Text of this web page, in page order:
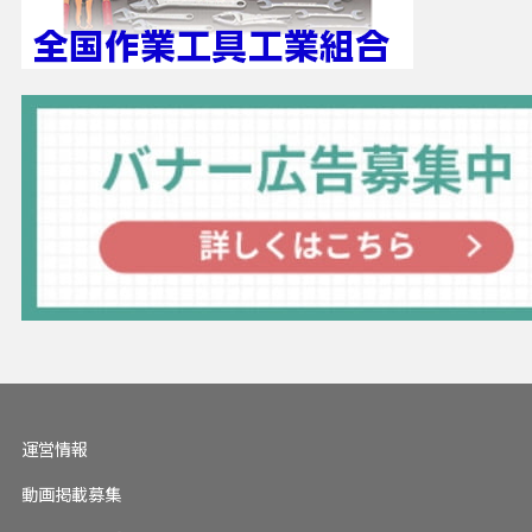
運営情報
動画掲載募集